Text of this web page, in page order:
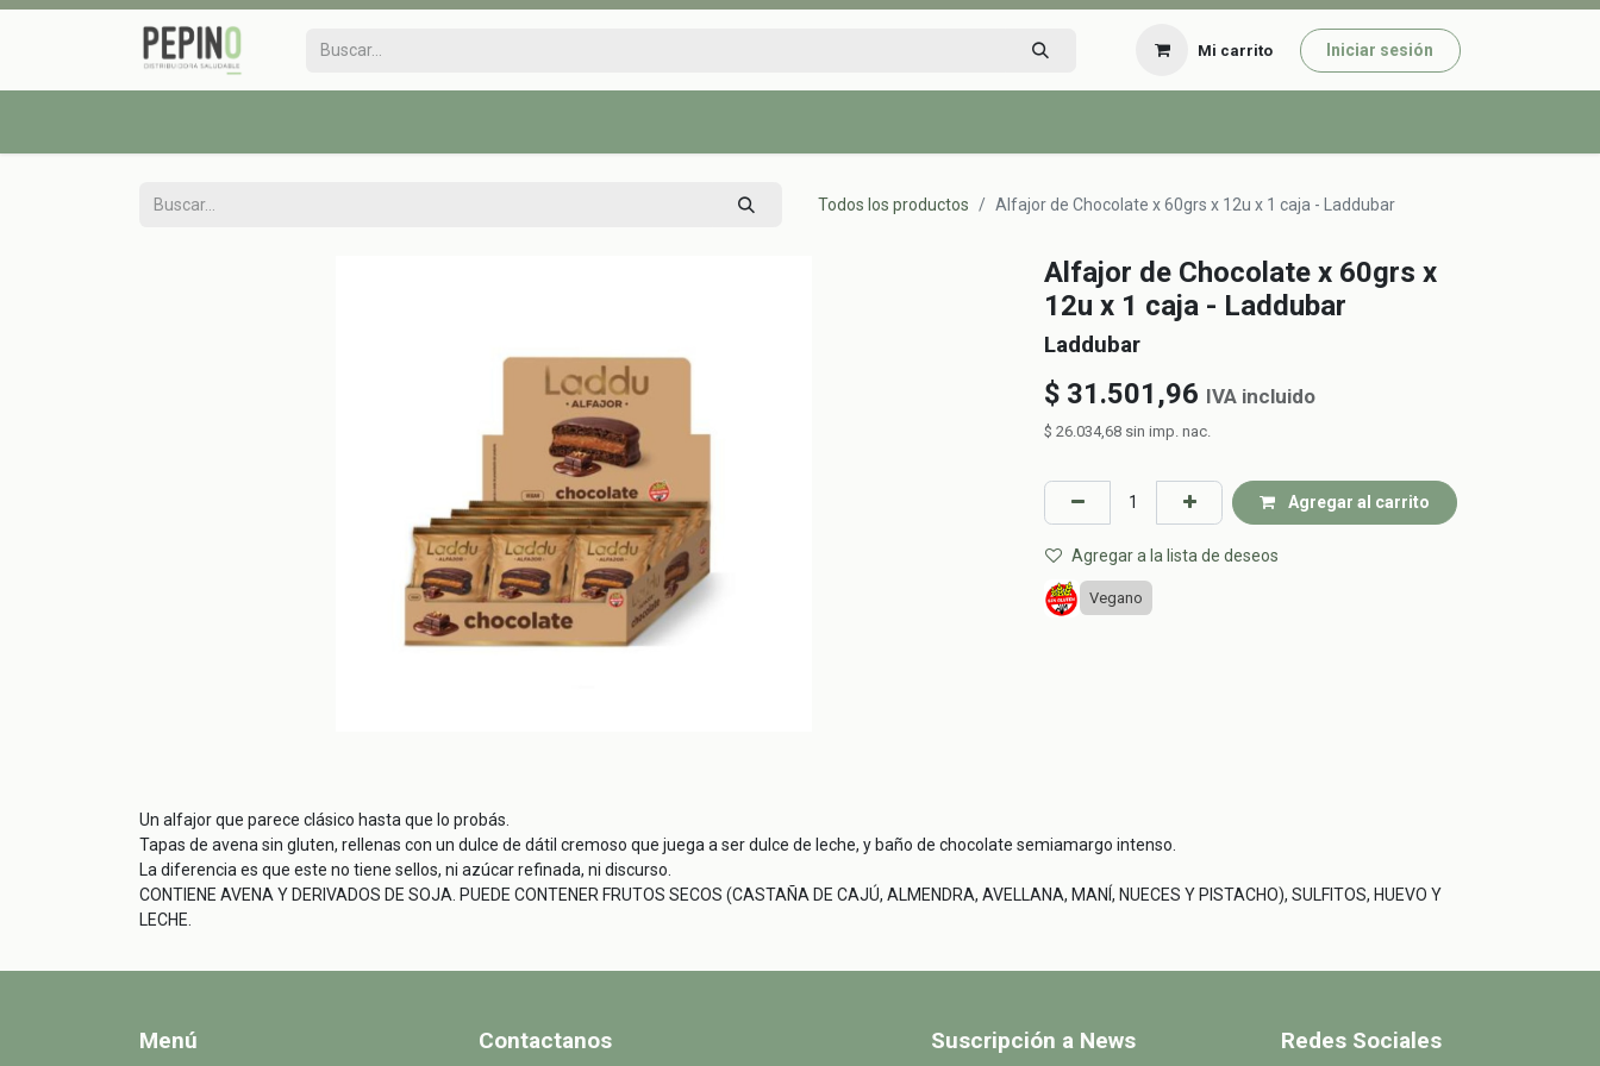
Mi carrito Iniciar sesión
Todos los productos Alfajor de Chocolate x 60grs x 12u x 1 caja - Laddubar
Alfajor de Chocolate x 60grs x
12u x 1 caja - Laddubar
Laddubar
$ 31.501,96 IVA incluido
$ 26.034,68 sin imp. nac.
Agregar al carrito
Agregar a la lista de deseos
Vegano
Un alfajor que parece clásico hasta que lo probás.
Tapas de avena sin gluten, rellenas con un dulce de dátil cremoso que juega a ser dulce de leche, y baño de chocolate semiamargo intenso.
La diferencia es que este no tiene sellos, ni azúcar refinada, ni discurso.
CONTIENE AVENA Y DERIVADOS DE SOJA. PUEDE CONTENER FRUTOS SECOS (CASTAÑA DE CAJÚ, ALMENDRA, AVELLANA, MANÍ, NUECES Y PISTACHO), SULFITOS, HUEVO Y
LECHE.
Menú Contactanos Suscripción a News Redes Sociales